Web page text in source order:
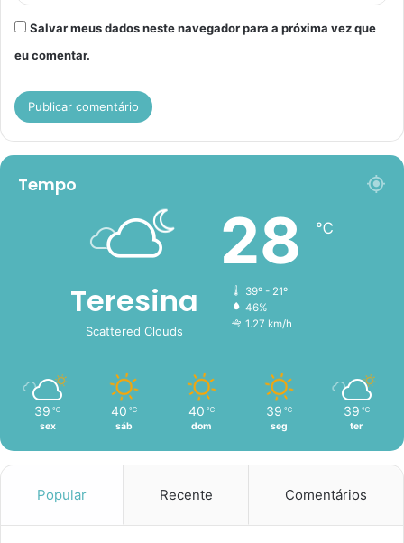
Salvar meus dados neste navegador para a próxima vez que
eu comentar.
Tempo
Teresina
Scattered Clouds
28 ℃
39º - 21º
46%
1.27 km/h
39 ℃
sex
40 ℃
sáb
40 ℃
dom
39 ℃
seg
39 ℃
ter
Popular Recente Comentários